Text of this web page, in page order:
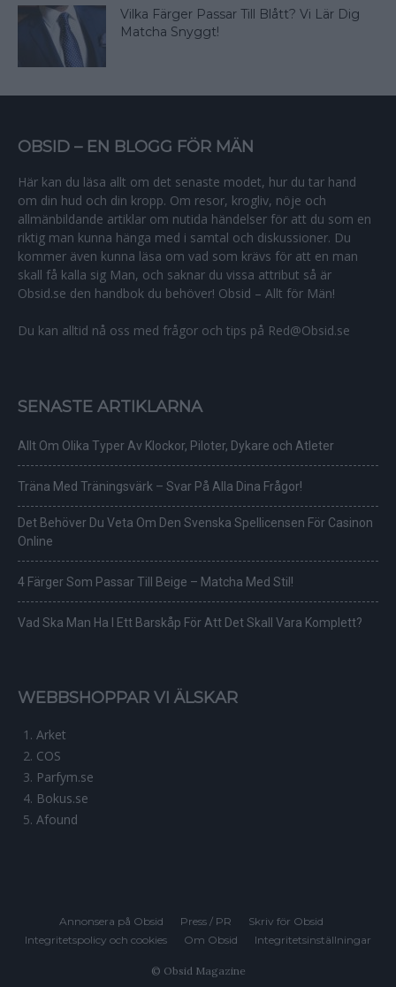
Vilka Färger Passar Till Blått? Vi Lär Dig
Matcha Snyggt!
OBSID – EN BLOGG FÖR MÄN
Här kan du läsa allt om det senaste modet, hur du tar hand
om din hud och din kropp. Om resor, krogliv, nöje och
allmänbildande artiklar om nutida händelser för att du som en
riktig man kunna hänga med i samtal och diskussioner. Du
kommer även kunna läsa om vad som krävs för att en man
skall få kalla sig Man, och saknar du vissa attribut så är
Obsid.se den handbok du behöver! Obsid – Allt för Män!
Du kan alltid nå oss med frågor och tips på Red@Obsid.se
SENASTE ARTIKLARNA
Allt Om Olika Typer Av Klockor, Piloter, Dykare och Atleter
Träna Med Träningsvärk – Svar På Alla Dina Frågor!
Det Behöver Du Veta Om Den Svenska Spellicensen För Casinon
Online
4 Färger Som Passar Till Beige – Matcha Med Stil!
Vad Ska Man Ha I Ett Barskåp För Att Det Skall Vara Komplett?
WEBBSHOPPAR VI ÄLSKAR
Arket
COS
Parfym.se
Bokus.se
Afound
Annonsera på Obsid Press / PR
Skriv för Obsid
Integritetspolicy och cookies
Om Obsid Integritetsinställningar
© Obsid Magazine